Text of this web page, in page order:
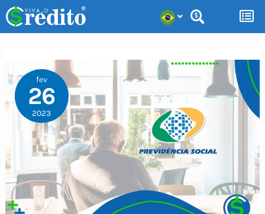
para
fev
26
2023